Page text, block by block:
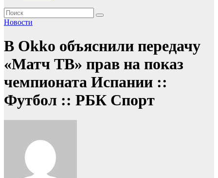
Новости
В Okko объяснили передачу
«Матч ТВ» прав на показ
чемпионата Испании ::
Футбол :: РБК Спорт